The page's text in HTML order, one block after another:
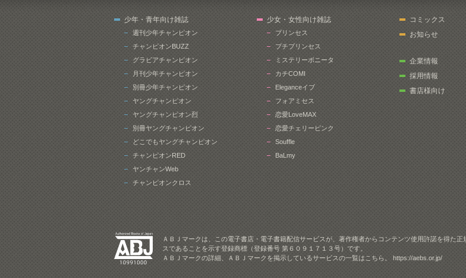
少年・青年向け雑誌
週刊少年チャンピオン
チャンピオンBUZZ
グラビアチャンピオン
月刊少年チャンピオン
別冊少年チャンピオン
ヤングチャンピオン
ヤングチャンピオン烈
別冊ヤングチャンピオン
どこでもヤングチャンピオン
チャンピオンRED
ヤンチャンWeb
チャンピオンクロス
少女・女性向け雑誌
プリンセス
プチプリンセス
ミステリーボニータ
カチCOMI
Eleganceイブ
フォアミセス
恋愛LoveMAX
恋愛チェリーピンク
Souffle
BaLmy
コミックス
お知らせ
企業情報
採用情報
書店様向け
ＡＢＪマークは、この電子書店・電子書籍配信サービスが、著作権者からコンテンツ使用許諾を得た正
スであることを示す登録商標（登録番号 第６０９１７１３号）です。
ＡＢＪマークの詳細、ＡＢＪマークを掲示しているサービスの一覧はこちら。https://aebs.or.jp/